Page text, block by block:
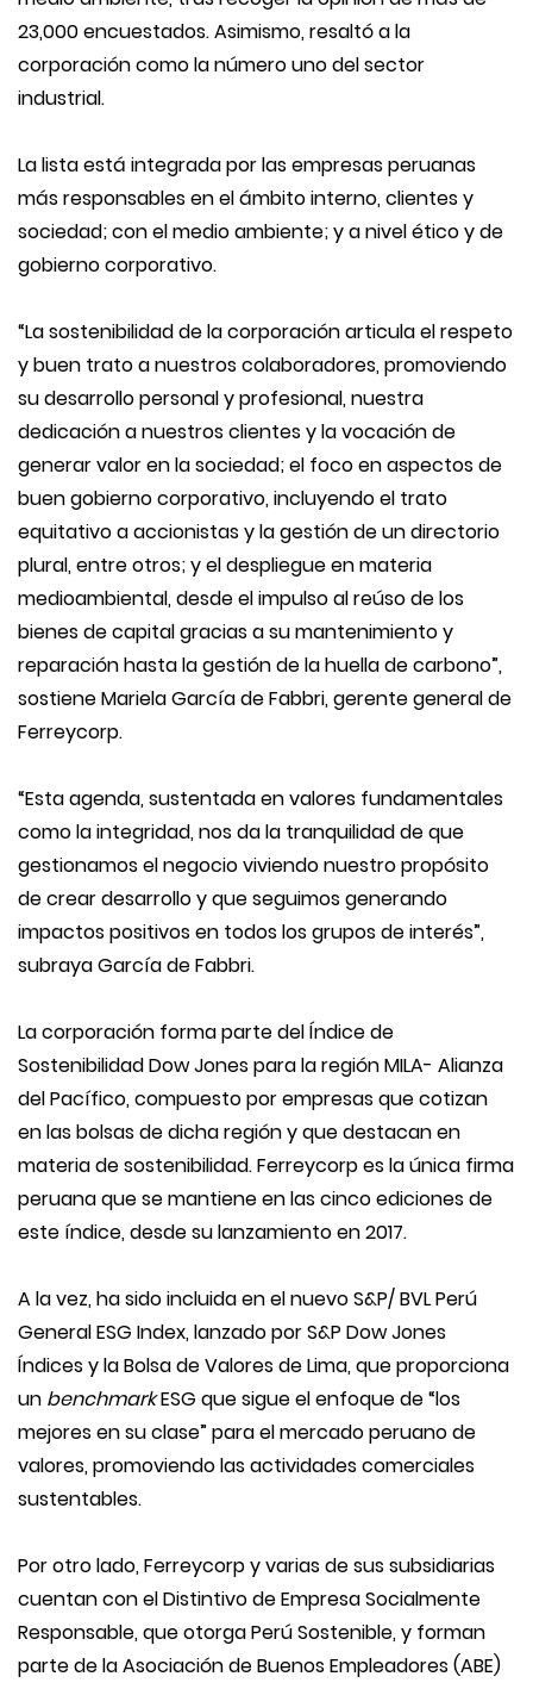
23,000 encuestados. Asimismo, resaltó a la
corporación como la número uno del sector
industrial.
La lista está integrada por las empresas peruanas
más responsables en el ámbito interno, clientes y
sociedad; con el medio ambiente; y a nivel ético y de
gobierno corporativo.
“La sostenibilidad de la corporación articula el respeto
y buen trato a nuestros colaboradores, promoviendo
su desarrollo personal y profesional, nuestra
dedicación a nuestros clientes y la vocación de
generar valor en la sociedad; el foco en aspectos de
buen gobierno corporativo, incluyendo el trato
equitativo a accionistas y la gestión de un directorio
plural, entre otros; y el despliegue en materia
medioambiental, desde el impulso al reúso de los
bienes de capital gracias a su mantenimiento y
reparación hasta la gestión de la huella de carbono”,
sostiene Mariela García de Fabbri, gerente general de
Ferreycorp.
“Esta agenda, sustentada en valores fundamentales
como la integridad, nos da la tranquilidad de que
gestionamos el negocio viviendo nuestro propósito
de crear desarrollo y que seguimos generando
impactos positivos en todos los grupos de interés”,
subraya García de Fabbri.
La corporación forma parte del Índice de
Sostenibilidad Dow Jones para la región MILA- Alianza
del Pacífico, compuesto por empresas que cotizan
en las bolsas de dicha región y que destacan en
materia de sostenibilidad. Ferreycorp es la única firma
peruana que se mantiene en las cinco ediciones de
este índice, desde su lanzamiento en 2017.
A la vez, ha sido incluida en el nuevo S&P/ BVL Perú
General ESG Index, lanzado por S&P Dow Jones
Índices y la Bolsa de Valores de Lima, que proporciona
un benchmarkESG que sigue el enfoque de “los
mejores en su clase” para el mercado peruano de
valores, promoviendo las actividades comerciales
sustentables.
Por otro lado, Ferreycorp y varias de sus subsidiarias
cuentan con el Distintivo de Empresa Socialmente
Responsable, que otorga Perú Sostenible, y forman
parte de la Asociación de Buenos Empleadores (ABE)